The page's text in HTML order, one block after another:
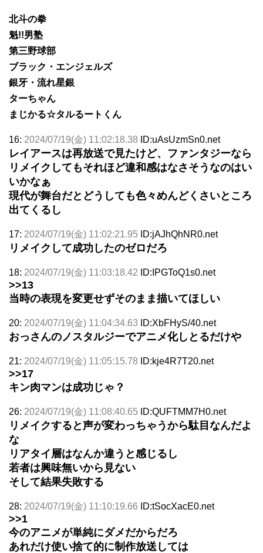
北斗の拳
魁!!男塾
第三野球部
ブラック・エンジェルズ
銀牙・流れ星銀
ターちゃん
まじかる☆タルるートくん
16: 2024/07/19(金) 11:02:18.38 ID:uAsUzmSn0.net
レイアースは再放送で見たけど、ファンタジーなら
リメイクしてもそれほど違和感はなさそうなのはい
いかなぁ
現代が舞台だとどうしても色々めんどくさいところ
出てくるし
17: 2024/07/19(金) 11:02:21.95 ID:jAJhQhNR0.net
リメイクして成功したのゼロだろ
18: 2024/07/19(金) 11:03:18.42 ID:IPGToQ1s0.net
>>13
当時の表現を変更せずそのまま描いてほしい
20: 2024/07/19(金) 11:04:34.63 ID:XbFHyS/40.net
おっさんのノスタルジーでアニメ化しとるだけや
21: 2024/07/19(金) 11:05:15.78 ID:kje4R7T20.net
>>17
キン肉マンは成功じゃ？
26: 2024/07/19(金) 11:08:40.65 ID:QUFTMM7H0.net
リメイクすると声が変わっちゃうから駄目なんだよ
な
リアタイ層はなんか違うと感じるし
若者は興味無いから見ない
そして結果失敗する
28: 2024/07/19(金) 11:10:19.66 ID:tSocXacE0.net
>>1
今のアニメが単純にダメだからだろ
あれだけ使い捨て的に制作放送しては